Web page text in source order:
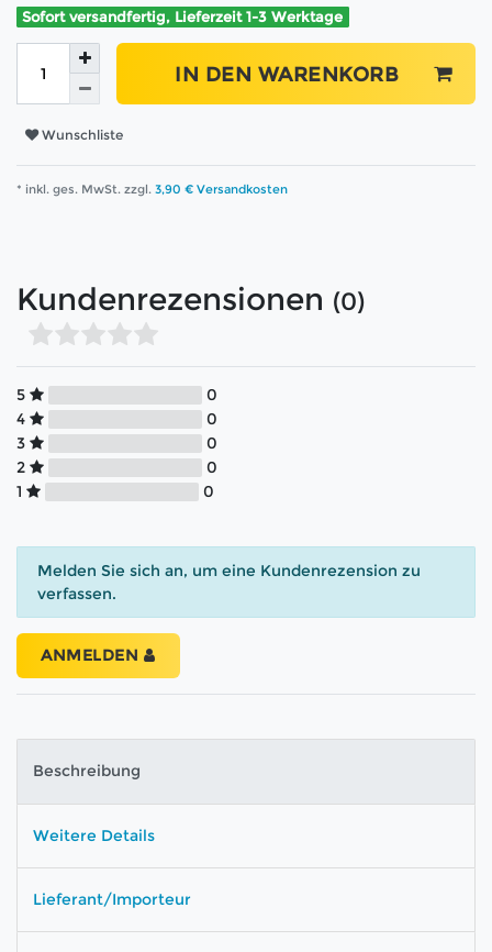
Sofort versandfertig, Lieferzeit 1-3 Werktage
IN DEN WARENKORB
Wunschliste
* inkl. ges. MwSt. zzgl. 3,90 € Versandkosten
Kundenrezensionen (0)
5
0
4
0
3
0
2
0
1
0
Melden Sie sich an, um eine Kundenrezension zu
verfassen.
ANMELDEN
Beschreibung
Weitere Details
Lieferant/Importeur